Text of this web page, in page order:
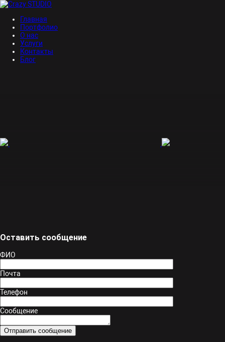
Главная
Портфолио
О нас
Услуги
Контакты
Блог
Оставить сообщение
ФИО
Почта
Телефон
Сообщение